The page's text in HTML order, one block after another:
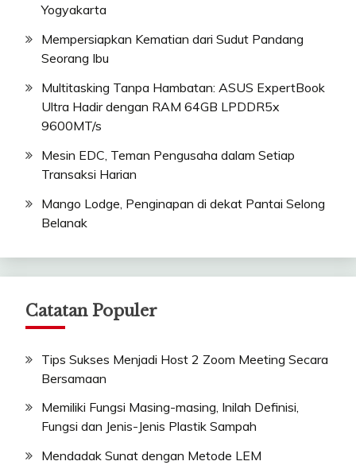
Yogyakarta
Mempersiapkan Kematian dari Sudut Pandang
Seorang Ibu
Multitasking Tanpa Hambatan: ASUS ExpertBook
Ultra Hadir dengan RAM 64GB LPDDR5x
9600MT/s
Mesin EDC, Teman Pengusaha dalam Setiap
Transaksi Harian
Mango Lodge, Penginapan di dekat Pantai Selong
Belanak
Catatan Populer
Tips Sukses Menjadi Host 2 Zoom Meeting Secara
Bersamaan
Memiliki Fungsi Masing-masing, Inilah Definisi,
Fungsi dan Jenis-Jenis Plastik Sampah
Mendadak Sunat dengan Metode LEM